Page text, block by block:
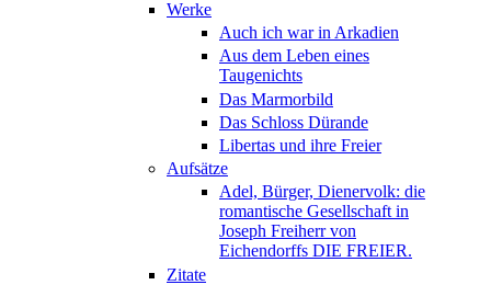
Werke
Auch ich war in Arkadien
Aus dem Leben eines
Taugenichts
Das Marmorbild
Das Schloss Dürande
Libertas und ihre Freier
Aufsätze
Adel, Bürger, Dienervolk: die
romantische Gesellschaft in
Joseph Freiherr von
Eichendorffs DIE FREIER.
Zitate